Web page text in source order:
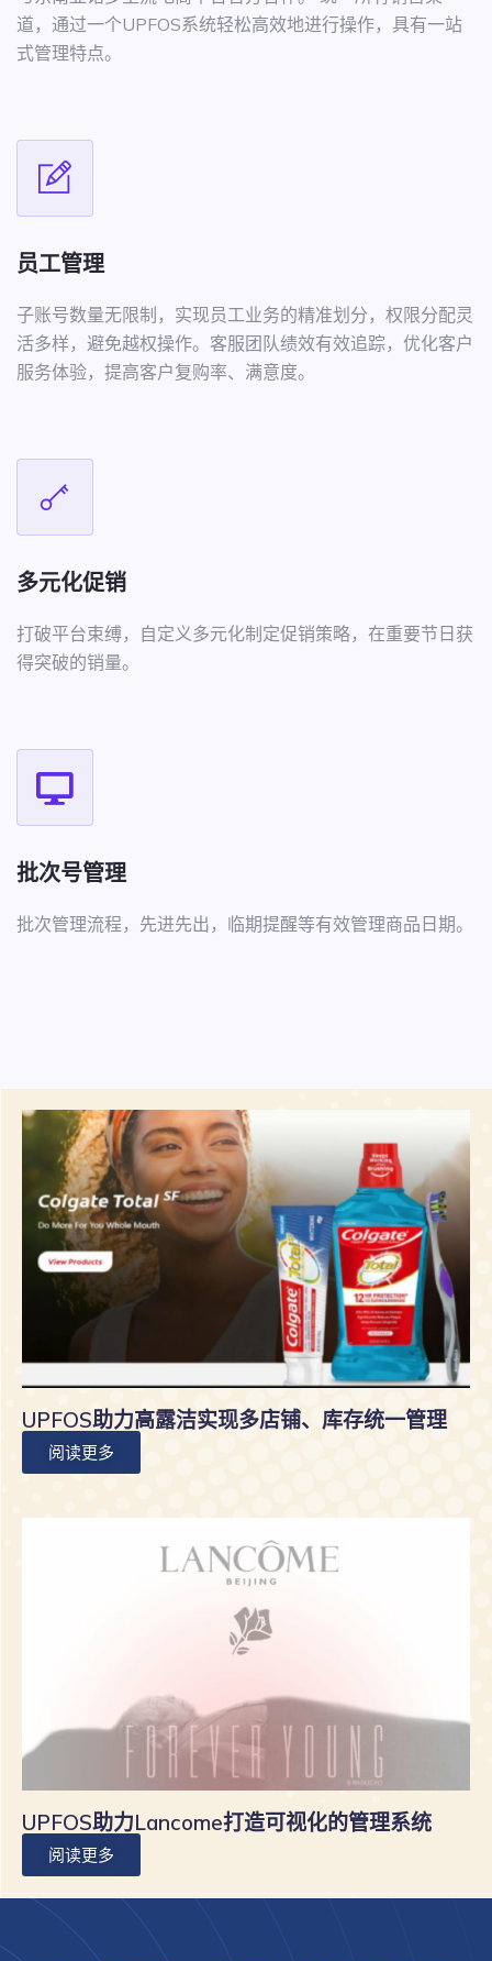
道，通过一个UPFOS系统轻松高效地进行操作，具有一站
式管理特点。
员工管理
子账号数量无限制，实现员工业务的精准划分，权限分配灵
活多样，避免越权操作。客服团队绩效有效追踪，优化客户
服务体验，提高客户复购率、满意度。
多元化促销
打破平台束缚，自定义多元化制定促销策略，在重要节日获
得突破的销量。
批次号管理
批次管理流程，先进先出，临期提醒等有效管理商品日期。
UPFOS助力高露洁实现多店铺、库存统一管理
阅读更多
UPFOS助力Lancome打造可视化的管理系统
阅读更多